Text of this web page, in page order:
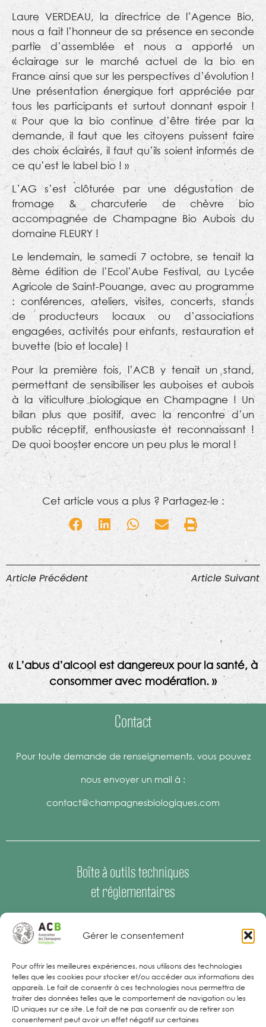
Gérer le consentement
Pour offrir les meilleures expériences, nous utilisons des technologies
telles que les cookies pour stocker et/ou accéder aux informations des
appareils. Le fait de consentir à ces technologies nous permettra de
traiter des données telles que le comportement de navigation ou les
ID uniques sur ce site. Le fait de ne pas consentir ou de retirer son
consentement peut avoir un effet négatif sur certaines
Laure VERDEAU, la directrice de l’Agence Bio,
nous a fait l’honneur de sa présence en seconde
partie d’assemblée et nous a apporté un
éclairage sur le marché actuel de la bio en
France ainsi que sur les perspectives d’évolution !
Une présentation énergique fort appréciée par
tous les participants et surtout donnant espoir !
« Pour que la bio continue d’être tirée par la
demande, il faut que les citoyens puissent faire
des choix éclairés, il faut qu’ils soient informés de
ce qu’est le label bio ! »
L’AG s’est clôturée par une dégustation de
fromage & charcuterie de chèvre bio
accompagnée de Champagne Bio Aubois du
domaine FLEURY !
Le lendemain, le samedi 7 octobre, se tenait la
8ème édition de l’Ecol’Aube Festival, au Lycée
Agricole de Saint-Pouange, avec au programme
: conférences, ateliers, visites, concerts, stands
de producteurs locaux ou d’associations
engagées, activités pour enfants, restauration et
buvette (bio et locale) !
Pour la première fois, l’ACB y tenait un stand,
permettant de sensibiliser les auboises et aubois
à la viticulture biologique en Champagne ! Un
bilan plus que positif, avec la rencontre d’un
public réceptif, enthousiaste et reconnaissant !
De quoi booster encore un peu plus le moral !
Cet article vous a plus ? Partagez-le :
Article Précédent Article Suivant
« L’abus d’alcool est dangereux pour la santé, à
consommer avec modération. »
Contact
Pour toute demande de renseignements, vous pouvez
nous envoyer un mail à :
contact@champagnesbiologiques.com
Boîte à outils techniques
et réglementaires
Espace Presse